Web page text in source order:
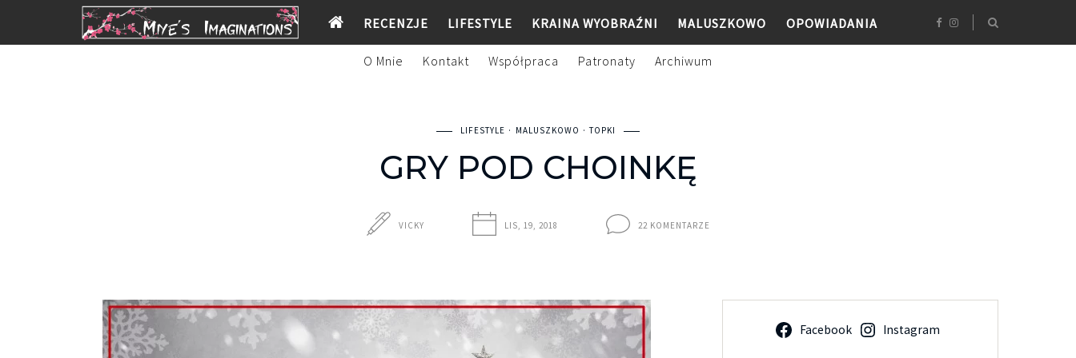
RECENZJE LIFESTYLE KRAINA WYOBRAŹNI MALUSZKOWO OPOWIADANIA
O Mnie Kontakt Współpraca Patronaty Archiwum
LIFESTYLE MALUSZKOWO TOPKI
GRY POD CHOINKĘ
VICKY LIS, 19, 2018 22 KOMENTARZE
Facebook Instagram